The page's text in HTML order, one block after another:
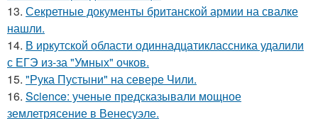
13. Секретные документы британской армии на свалке
нашли.
14. В иркутской области одиннадцатиклассника удалили
с ЕГЭ из-за "Умных" очков.
15. "Рука Пустыни" на севере Чили.
16. Science: ученые предсказывали мощное
землетрясение в Венесуэле.